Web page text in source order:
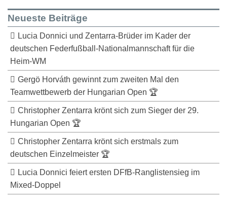
Neueste Beiträge
Lucia Donnici und Zentarra-Brüder im Kader der
deutschen Federfußball-Nationalmannschaft für die
Heim-WM
Gergö Horváth gewinnt zum zweiten Mal den
Teamwettbewerb der Hungarian Open 🏆
Christopher Zentarra krönt sich zum Sieger der 29.
Hungarian Open 🏆
Christopher Zentarra krönt sich erstmals zum
deutschen Einzelmeister 🏆
Lucia Donnici feiert ersten DFfB-Ranglistensieg im
Mixed-Doppel